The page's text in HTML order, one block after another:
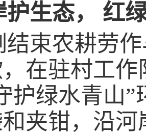
护生态， 红
结束农耕劳
在驻村工
护绿水青山
夹钳，沿